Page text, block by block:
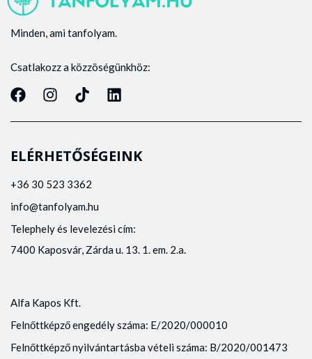
Minden, ami tanfolyam.
Csatlakozz a közzöségünkhöz:
ELÉRHETŐSÉGEINK
+36 30 523 3362
info@tanfolyam.hu
Telephely és levelezési cím:
7400 Kaposvár, Zárda u. 13. 1. em. 2.a.
Alfa Kapos Kft.
Felnőttképző engedély száma: E/2020/000010
Felnőttképző nyilvántartásba vételi száma: B/2020/001473